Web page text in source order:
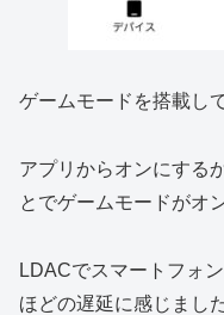
ゲームモードを搭載し
アプリからオンにする
とでゲームモードがオ
LDACでスマートフォ
ほどの遅延に感じまし